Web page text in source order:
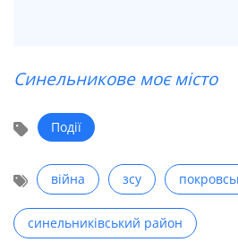
Синельникове моє місто
Події
війна зсу
синельниківський район